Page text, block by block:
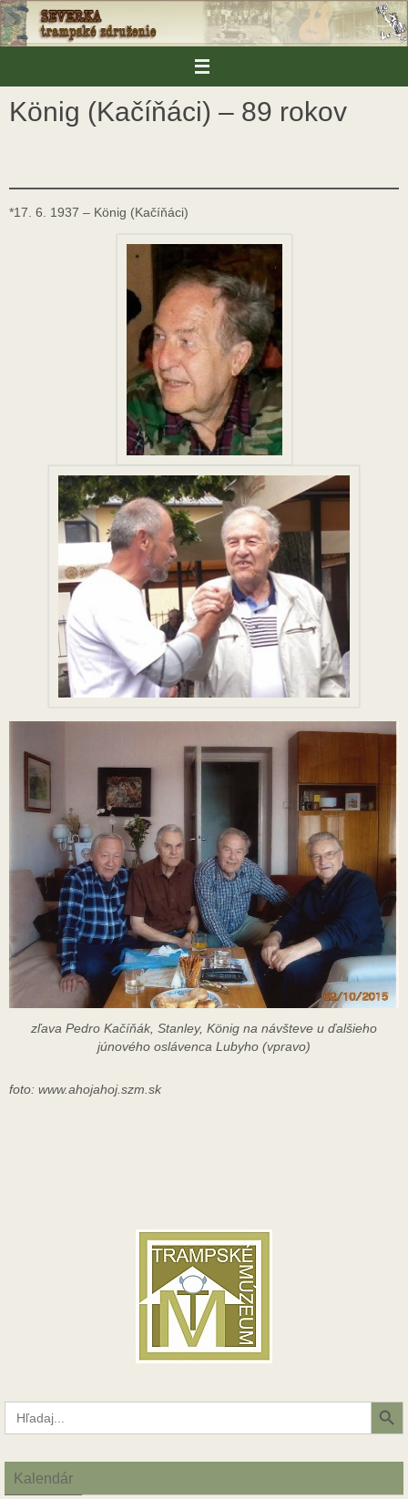
Skip
to
content
König (Kačíňáci) – 89 rokov
*17. 6. 1937 – König (Kačíňáci)
zľava Pedro Kačíňák, Stanley, König na návšteve u ďalšieho
júnového oslávenca Lubyho (vpravo)
foto: www.ahojahoj.szm.sk
Search
for:
Search Button
Kalendár